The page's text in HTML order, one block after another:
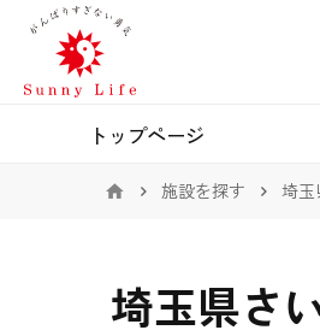
トップページ
施設を探す 埼玉
埼玉県さ